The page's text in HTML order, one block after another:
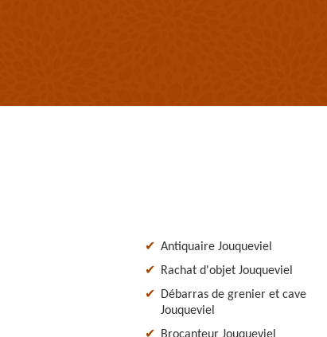
Antiquaire Jouqueviel
Rachat d'objet Jouqueviel
Débarras de grenier et cave
Jouqueviel
Brocanteur Jouqueviel